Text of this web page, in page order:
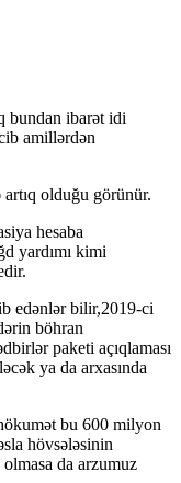
bundan ibarət idi
amillərdən
olduğu görünür.
hesaba
yardımı kimi
edənlər bilir,2019-ci
böhran
paketi açıqlaması
ya da arxasında
bu 600 milyon
hövsələsinin
da arzumuz